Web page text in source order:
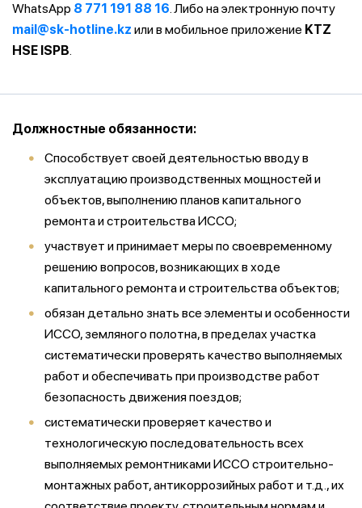
WhatsApp 8 771 191 88 16. Либо на электронную почту
mail@sk-hotline.kz или в мобильное приложение KTZ
HSE ISPB.
Должностные обязанности:
Способствует своей деятельностью вводу в
эксплуатацию производственных мощностей и
объектов, выполнению планов капитального
ремонта и строительства ИССО;
участвует и принимает меры по своевременному
решению вопросов, возникающих в ходе
капитального ремонта и строительства объектов;
обязан детально знать все элементы и особенности
ИССО, земляного полотна, в пределах участка
систематически проверять качество выполняемых
работ и обеспечивать при производстве работ
безопасность движения поездов;
систематически проверяет качество и
технологическую последовательность всех
выполняемых ремонтниками ИССО строительно-
монтажных работ, антикоррозийных работ и т.д., их